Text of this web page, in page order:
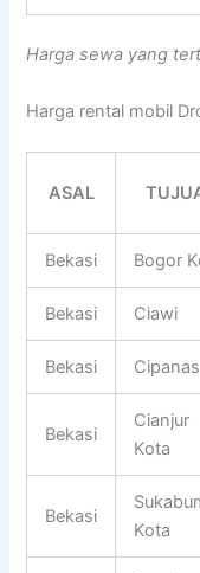
Harga sewa yang
Harga rental mobil
ASAL
Bekasi Bogor
Bekasi Ciawi
Bekasi Cipanas
Bekasi
Cianjur
Kota
Bekasi
Kota